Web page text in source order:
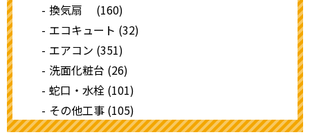
換気扇 (160)
エコキュート (32)
エアコン (351)
洗面化粧台 (26)
蛇口・水栓 (101)
その他工事 (105)